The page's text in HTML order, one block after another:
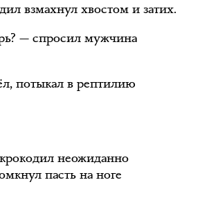
взмахнул хвостом и затих.
— спросил мужчина
потыкал в рептилию
неожиданно
пасть на ноге